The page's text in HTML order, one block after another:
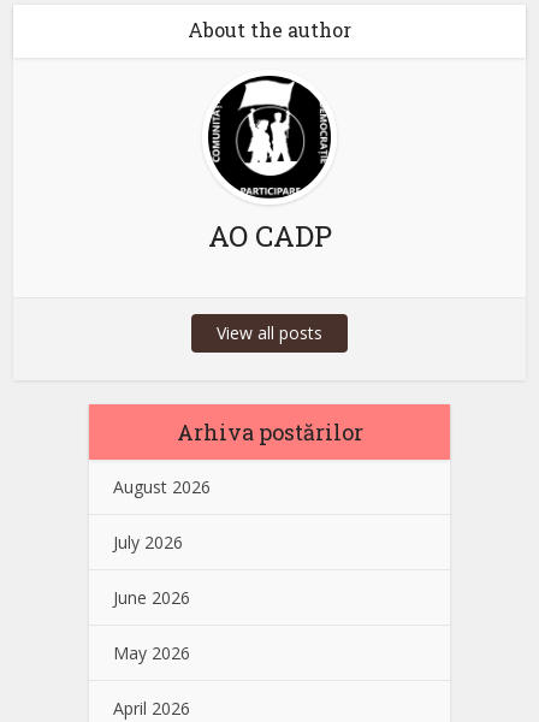
About the author
AO CADP
View all posts
Arhiva postărilor
August 2026
July 2026
June 2026
May 2026
April 2026